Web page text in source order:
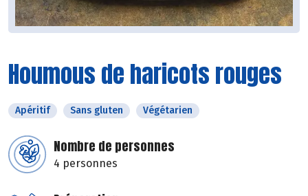
Houmous de haricots rouges
Apéritif Sans gluten Végétarien
Nombre de personnes
4 personnes